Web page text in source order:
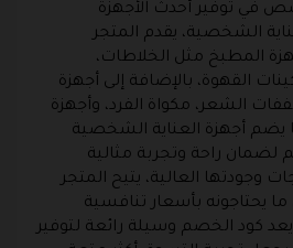
في توفير أحدث الأجهزة
الشخصية، يقدم المتجر
المطبخ مثل الخلاطات،
القهوة، بالإضافة إلى أجهزة
الشعر، مكواة الفرد، وأجهزة
يضم أجهزة العناية الشخصية
لضمان راحة وتجربة مثالية
وجودتها العالية، يتيح المتجر
يحتاجونه بأسعار تنافسية
كود الخصم وسيلة رائعة لتوفير